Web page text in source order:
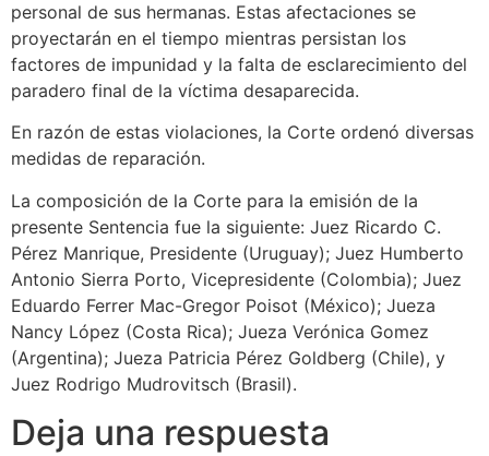
personal de sus hermanas. Estas afectaciones se
proyectarán en el tiempo mientras persistan los
factores de impunidad y la falta de esclarecimiento del
paradero final de la víctima desaparecida.
En razón de estas violaciones, la Corte ordenó diversas
medidas de reparación.
La composición de la Corte para la emisión de la
presente Sentencia fue la siguiente: Juez Ricardo C.
Pérez Manrique, Presidente (Uruguay); Juez Humberto
Antonio Sierra Porto, Vicepresidente (Colombia); Juez
Eduardo Ferrer Mac-Gregor Poisot (México); Jueza
Nancy López (Costa Rica); Jueza Verónica Gomez
(Argentina); Jueza Patricia Pérez Goldberg (Chile), y
Juez Rodrigo Mudrovitsch (Brasil).
Deja una respuesta